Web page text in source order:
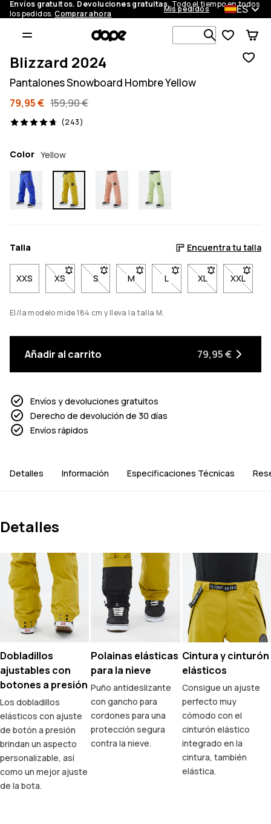
Envíos gratuitos. Devoluciones gratuitas.Todo el tiempo en todos
los pedidos.Comprar ahora Mis pedidos ES
Busca en
Blizzard 2024
Pantalones Snowboard Hombre Yellow
79,95 € 159,90 €
(243)
243 opiniones, 4.7/5
Color Yellow
Talla Encuentra tu talla
XXS XS- Talla XS no disponible. Haz clic para ser notificado
S- Talla S no disponible. Haz clic para ser
M- Talla M no disponible. Haz clic
L- Talla L no disponible.
XL- Talla XL no
XXL- Talla
El/la modelo mide 184 cm y lleva la talla M.
Añadir al carrito 79,95 €
Envíos y devoluciones gratuitos
Derecho de devolución de 30 días
Envíos rápidos
Detalles Información Especificaciones Técnicas
Detalles
Dobladillos
ajustables con
botones a presión
Los dobladillos
elásticos con ajuste
de botón a presión
brindan un aspecto
personalizable, así
como un mejor ajuste
de la bota.
Polainas elásticas
para la nieve
Puño antideslizante
con gancho para
cordones para una
protección segura
contra la nieve.
Cintura y cinturón
elásticos
Consigue un ajuste
perfecto muy
cómodo con el
cinturón elástico
integrado en la
cintura, también
elástica.